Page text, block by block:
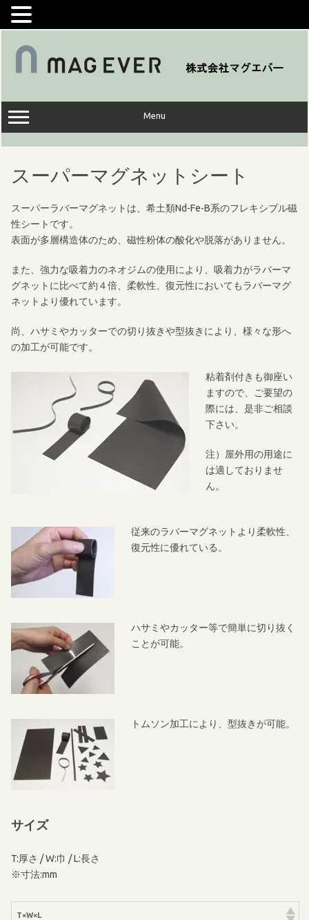
コ
キ
ッ
プ
Menu
スーパーマグネットシート
スーパーラバーマグネットは、希土類Nd-Fe-B系のフレキシブル磁
性シートです。
表面が多層構造体のため、磁性粉体の酸化や脱落がありません。
また、強力な吸着力のネオジムの使用により、吸着力がラバーマ
グネットに比べて約４倍、柔軟性、復元性においてもラバーマグ
ネットより優れています。
尚、ハサミやカッターでの切り抜きや型抜きにより、様々な形へ
の加工が可能です。
粘着剤付きも御座い
ますので、ご要望の
際には、是非ご相談
下さい。
注）屋外用の用途に
は適しておりませ
ん。
従来のラバーマグネットより柔軟性、
復元性に優れている。
ハサミやカッター等で簡単に切り抜く
ことが可能。
トムソン加工により、型抜きが可能。
サイズ
T:厚さ / W:巾 / L:長さ
※寸法:mm
T×W×L